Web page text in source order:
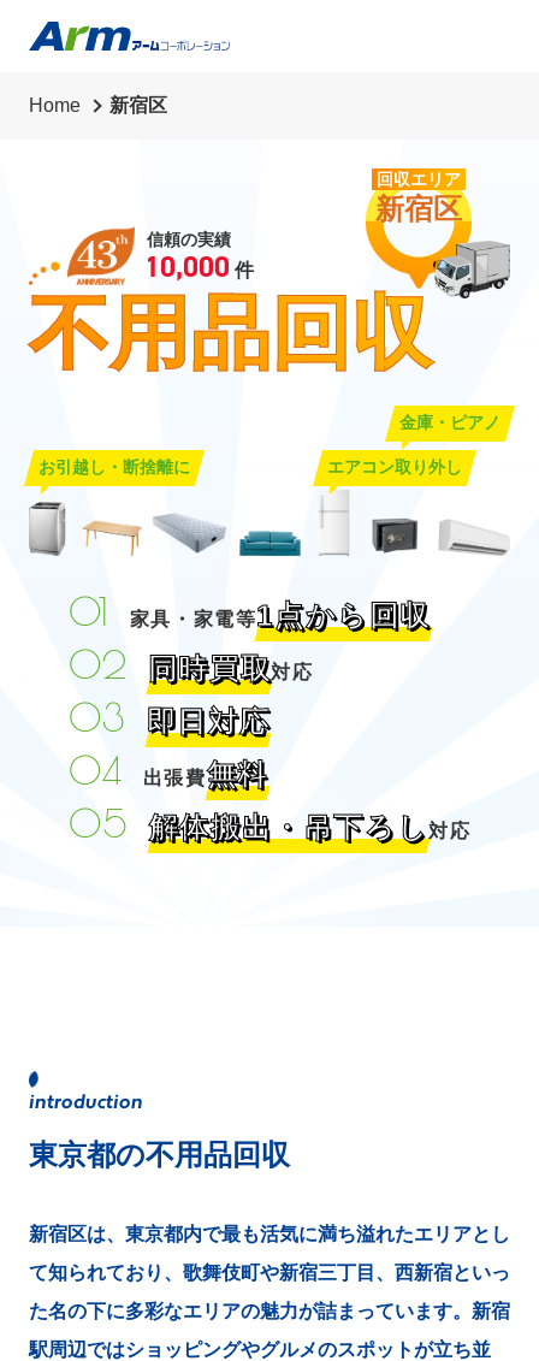
草刈り・草抜き・除草シート・剪定・伐採
Home 新宿区
不用品回収
信頼の実績
10,000 件
回収エリア
新宿区
お引越し・断捨離に
金庫・ピアノ
エアコン取り外し
家具・家電等1点から回収
同時買取対応
即日対応
出張費無料
解体搬出・吊下ろし対応
東京都の不用品回収
新宿区は、東京都内で最も活気に満ち溢れたエリアとし
て知られており、歌舞伎町や新宿三丁目、西新宿といっ
た名の下に多彩なエリアの魅力が詰まっています。新宿
駅周辺ではショッピングやグルメのスポットが立ち並